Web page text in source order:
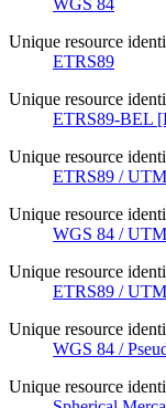
Unique resource
ETRS89
Unique resource
ETRS89-BEL
Unique resource
ETRS89 /
Unique resource
WGS 84 /
Unique resource
ETRS89 /
Unique resource
WGS 84 /
Unique resource